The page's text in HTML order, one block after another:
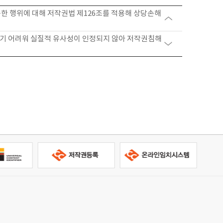
행위에 대해 저작권법 제126조를 적용해 상당손해
어려워 실질적 유사성이 인정되지 않아 저작권침해